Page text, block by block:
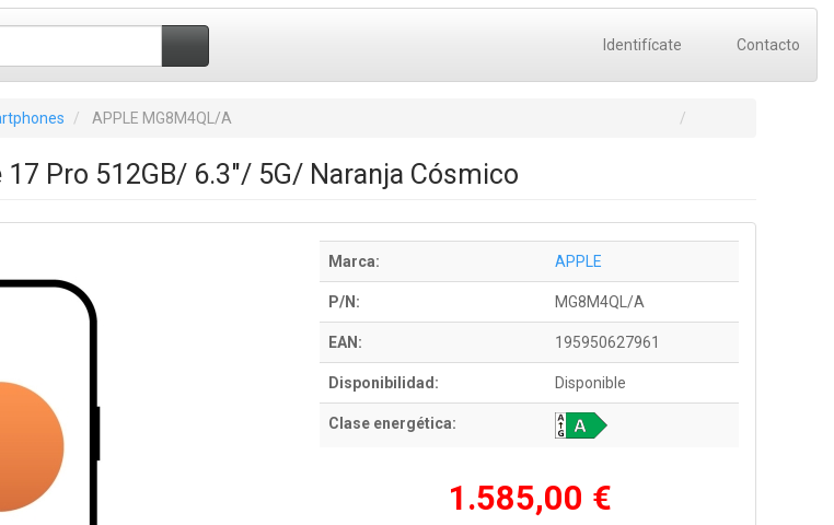
Identifícate Contacto
APPLE MG8M4QL/A
Pro 512GB/ 6.3"/ 5G/ Naranja Cósmico
Marca: APPLE
P/N: MG8M4QL/A
EAN: 195950627961
Disponibilidad: Disponible
Clase energética:
1.585,00 €